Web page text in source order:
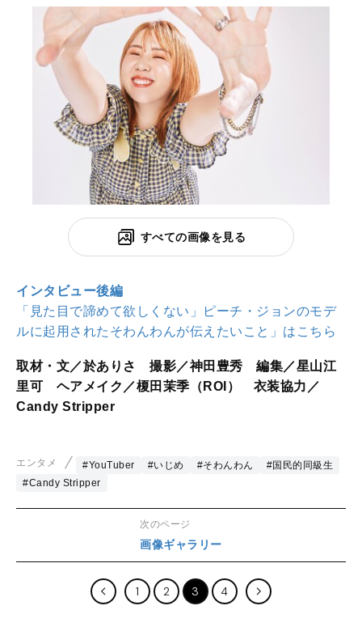
すべての画像を見る
インタビュー後編
「見た目で諦めて欲しくない」ピーチ・ジョンのモデ
ルに起用されたそわんわんが伝えたいこと」はこちら
取材・文／於ありさ 撮影／神田豊秀 編集／星山江
里可 ヘアメイク／榎田茉季（ROI） 衣装協力／
Candy Stripper
エンタメ #YouTuber #いじめ #そわんわん
#国民的同級生
#Candy Stripper
次のページ
画像ギャラリー
1 2 3 4